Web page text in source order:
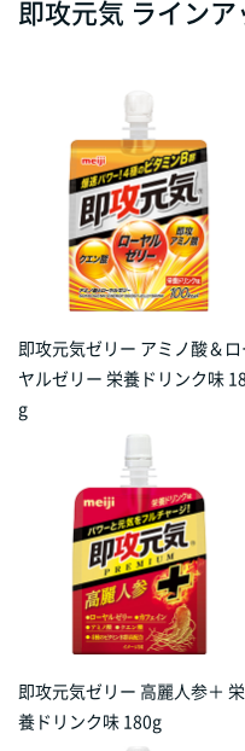
即攻元気 ライン
即攻元気ゼリー アミノ酸＆ロ
ヤルゼリー 栄養ドリンク味
g
即攻元気ゼリー 高麗人参＋ 栄
養ドリンク味 180g